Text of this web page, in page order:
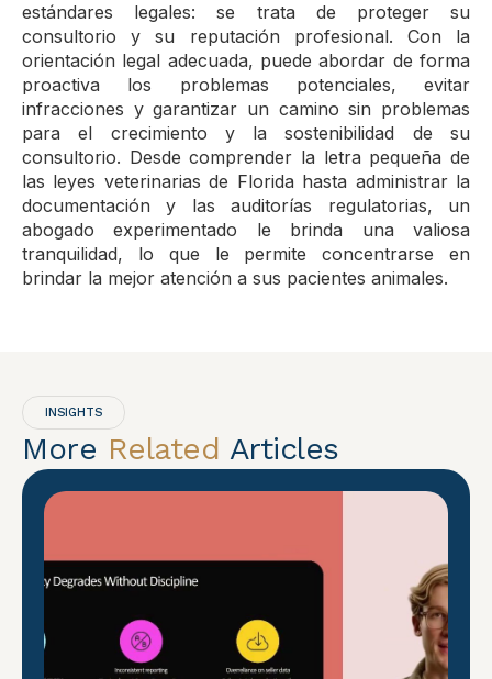
estándares legales: se trata de proteger su
consultorio y su reputación profesional. Con la
orientación legal adecuada, puede abordar de forma
proactiva los problemas potenciales, evitar
infracciones y garantizar un camino sin problemas
para el crecimiento y la sostenibilidad de su
consultorio. Desde comprender la letra pequeña de
las leyes veterinarias de Florida hasta administrar la
documentación y las auditorías regulatorias, un
abogado experimentado le brinda una valiosa
tranquilidad, lo que le permite concentrarse en
brindar la mejor atención a sus pacientes animales.
INSIGHTS
More Related Articles